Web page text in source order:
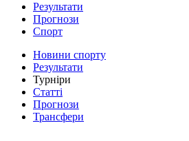
Результати
Прогнози
Спорт
Новини спорту
Результати
Турніри
Статті
Прогнози
Трансфери